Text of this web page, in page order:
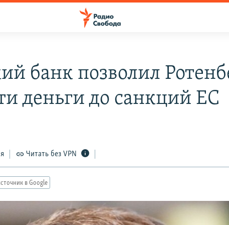
банк позволил
деньги до санкций ЕС
Читать без VPN
в Google